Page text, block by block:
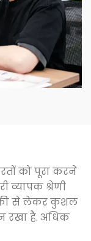
को पूरा करने
व्यापक श्रेणी
से लेकर कुशल
रखा है. अधिक